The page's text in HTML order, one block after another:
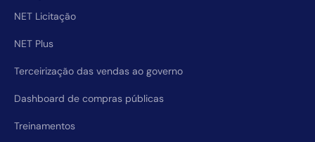
NET Licitação
NET Plus
Terceirização das vendas ao governo
Dashboard de compras públicas
Treinamentos